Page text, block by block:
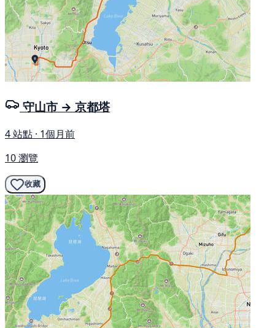
守山市 → 京都塔
4 站點 · 1個月前
10 瀏覽
收藏